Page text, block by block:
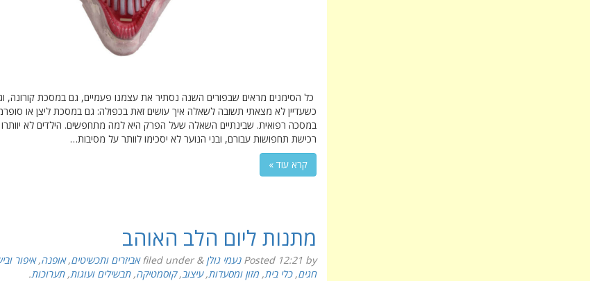
כל הסימנים מראים שבפורים השנה נסתיר את עצמנו פעמיים, גם במסכת קורונה,
כשעדיין לא מצאתי תשובה לשאלה איך עושים זאת בכפולה: גם במסכת ליצן או
במסכה רפואית. שבינתיים השאלה שעל הפרק היא למה מתחפשים. הילדים לא יוותרו
רכישת תחפושות עבורם, ובני הנוער לא יסכימו לוותר על מסיבות…
קרא עוד »
מתנות ליום הלב האוהב
Posted 12:21by נעמי גולן &
filed under אביזרים ותכשיטים,אופנה,איפור
חגים,כלי בית,מזון ומסעדות,עיצוב,קוסמטיקה,תבשילים ועוגות,תערוכות.